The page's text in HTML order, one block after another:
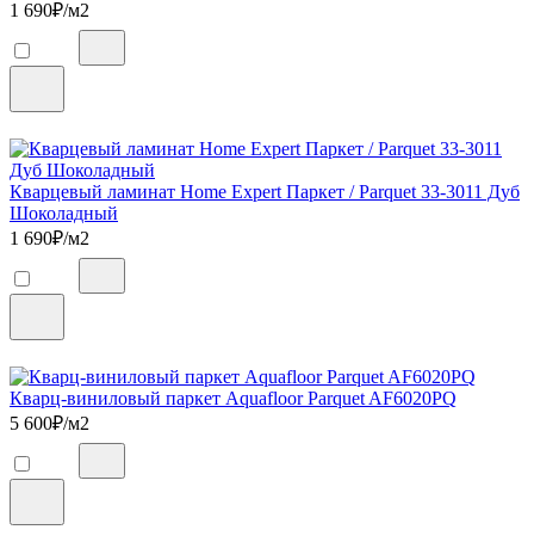
1 690₽/м2
Кварцевый ламинат Home Expert Паркет / Parquet 33-3011 Дуб
Шоколадный
1 690₽/м2
Кварц-виниловый паркет Aquafloor Parquet AF6020PQ
5 600₽/м2